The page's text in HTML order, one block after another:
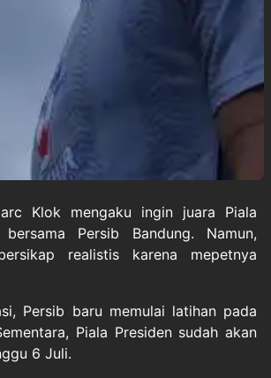
Klok mengaku ingin juara Piala
bersama Persib Bandung. Namun,
realistis karena mepetnya
Persib baru memulai latihan pada
Piala Presiden sudah akan
6 Juli.